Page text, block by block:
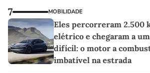
7 MOBILIDADE
Eles percorreram 2.500
elétrico e chegaram a
difícil: o motor a
imbatível na estrada